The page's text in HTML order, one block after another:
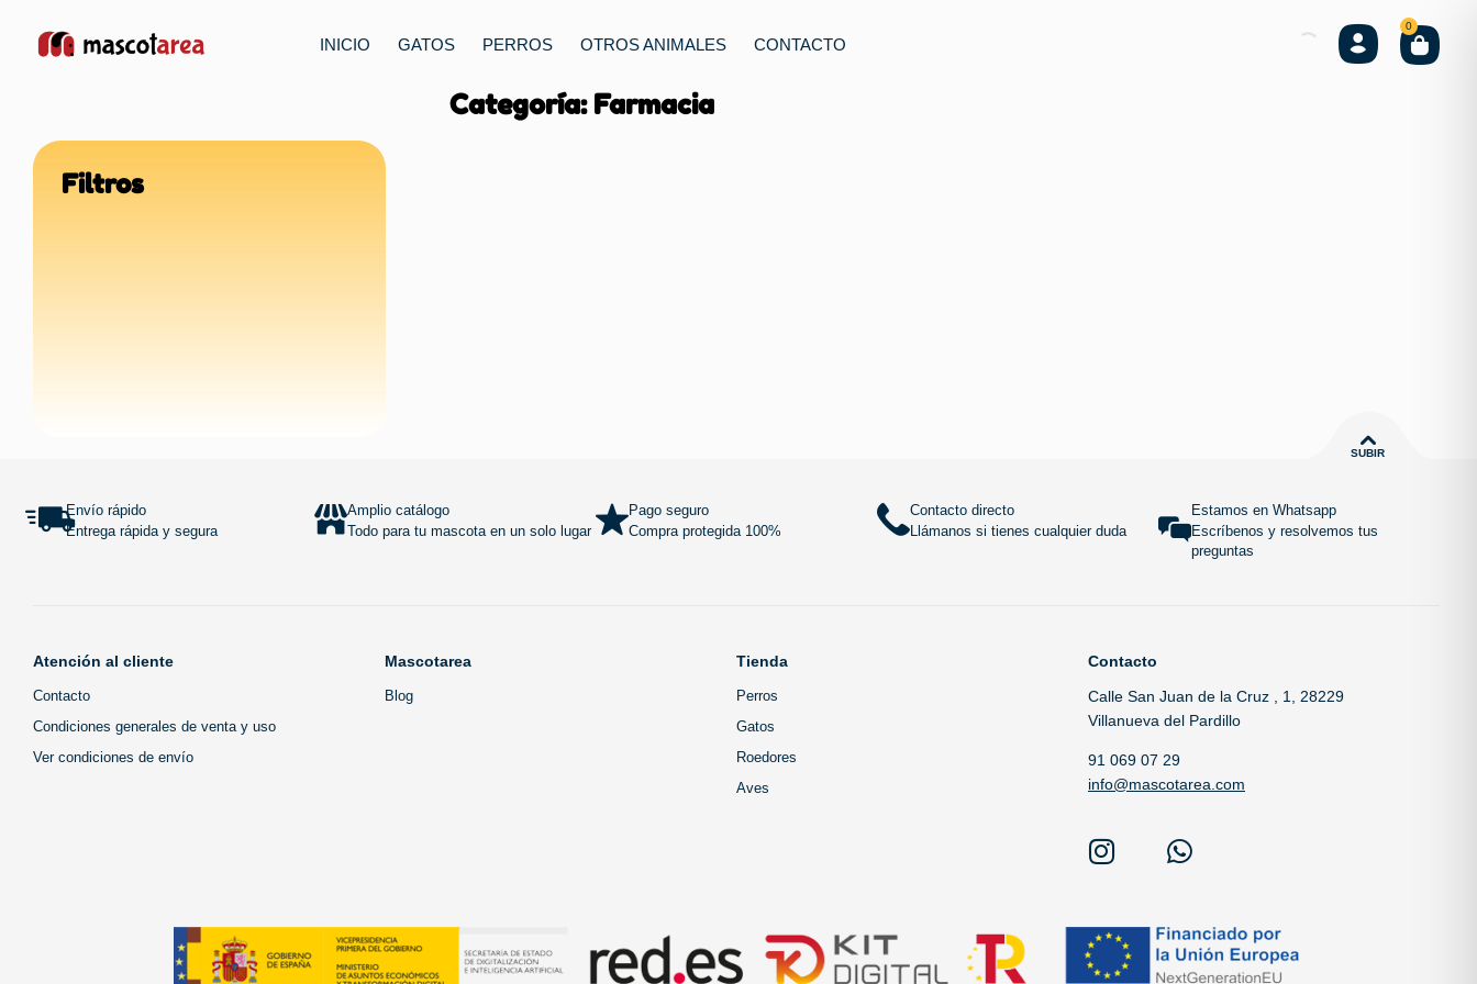
INICIO GATOS PERROS OTROS ANIMALES CONTACTO
0
Filtros
Categoría: Farmacia
SUBIR
Envío rápido
Entrega rápida y segura
Amplio catálogo
Todo para tu mascota en un solo lugar
Pago seguro
Compra protegida 100%
Contacto directo
Llámanos si tienes cualquier duda
Estamos en Whatsapp
Escríbenos y resolvemos tus
preguntas
Atención al cliente
Contacto
Condiciones generales de venta y uso
Ver condiciones de envío
Mascotarea
Blog
Tienda
Perros
Gatos
Roedores
Aves
Contacto
Calle San Juan de la Cruz , 1, 28229
Villanueva del Pardillo
91 069 07 29
info@mascotarea.com